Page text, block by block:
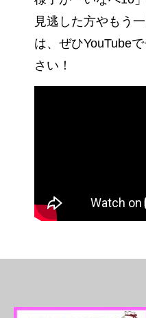
見逃した方やもう
は、ぜひYouTube
さい！